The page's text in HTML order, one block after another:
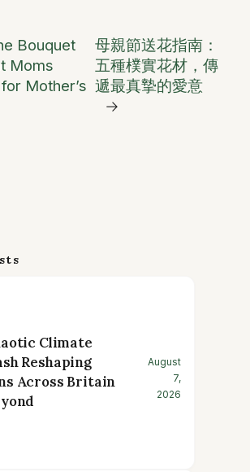
Bouquet
Moms
Mother’s
母親節送花指南：
五種樸實花材，傳
遞最真摯的愛意
→
Climate
Reshaping
Across Britain
August
7,
2026